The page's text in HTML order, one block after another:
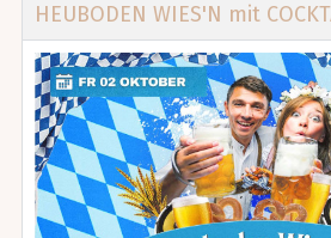
HEUBODEN WIES'N mit